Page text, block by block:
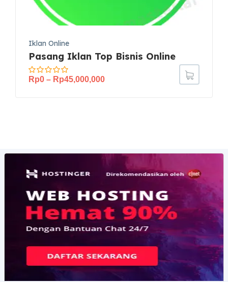
Iklan Online
Pasang Iklan Top Bisnis Online
Rp0 – Rp45,000,000